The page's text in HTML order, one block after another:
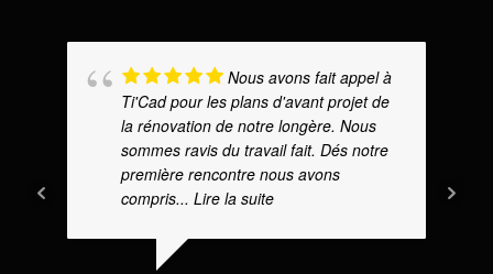
Nous avons fait appel à
Ti'Cad pour les plans d'avant projet de
la rénovation de notre longère. Nous
sommes ravis du travail fait. Dés notre
première rencontre nous avons
compris... Lire la suite